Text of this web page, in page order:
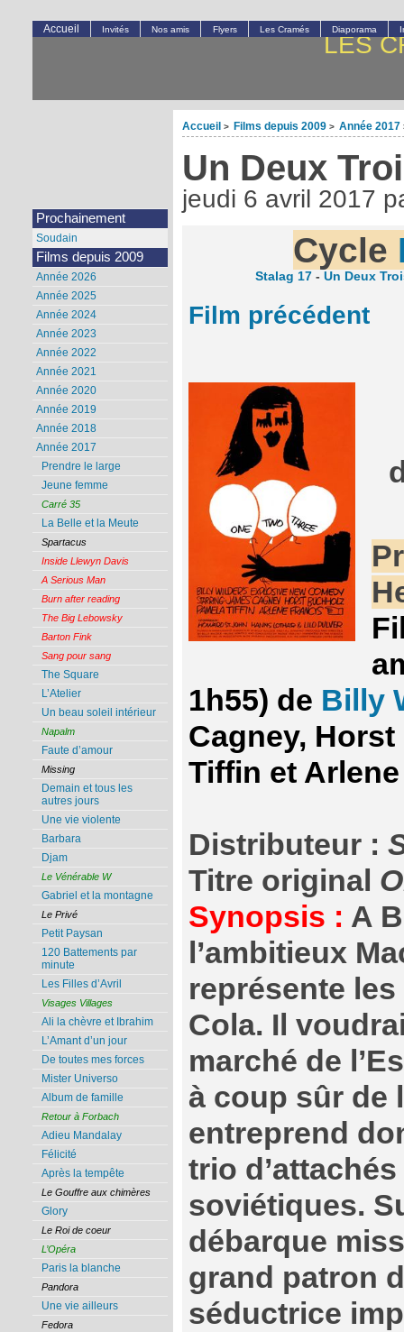
LES
Accueil > Films depuis 2009 > Année 2017
Un Deux
jeudi 6 avril 2017
Cycle
Stalag 17 - Un Deux
Film précédent
1h55) de Billy
Cagney,
Tiffin et
Distributeur :
Titre original
Synopsis : A
l’ambitieux
représente
Cola. Il
marché de
à coup sûr de
entreprend
trio
soviétiques.
débarque
grand patron
séductrice
Accueil Invités Nos amis Flyers Les Cramés Diaporama
Prochainement
Soudain
Films depuis 2009
Année 2026
Année 2025
Année 2024
Année 2023
Année 2022
Année 2021
Année 2020
Année 2019
Année 2018
Année 2017
Prendre le large
Jeune femme
Carré 35
La Belle et la Meute
Spartacus
Inside Llewyn Davis
A Serious Man
Burn after reading
The Big Lebowsky
Barton Fink
Sang pour sang
The Square
L’Atelier
Un beau soleil intérieur
Napalm
Faute d’amour
Missing
Demain et tous les
autres jours
Une vie violente
Barbara
Djam
Le Vénérable W
Gabriel et la montagne
Le Privé
Petit Paysan
120 Battements par
minute
Les Filles d’Avril
Visages Villages
Ali la chèvre et Ibrahim
L’Amant d’un jour
De toutes mes forces
Mister Universo
Album de famille
Retour à Forbach
Adieu Mandalay
Félicité
Après la tempête
Le Gouffre aux chimères
Glory
Le Roi de coeur
L’Opéra
Paris la blanche
Pandora
Une vie ailleurs
Fedora